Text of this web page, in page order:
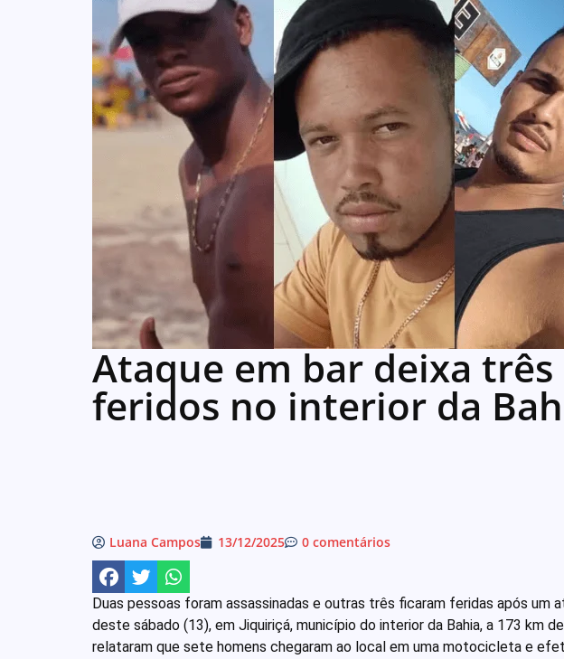
Ataque em bar deixa
feridos no interior da
Luana Campos 13/12/2025 0 comentários
Duas pessoas foram assassinadas e outras três ficaram feridas após um
deste sábado (13), em Jiquiriçá, município do interior da Bahia, a 173 km
relataram que sete homens chegaram ao local em uma motocicleta e